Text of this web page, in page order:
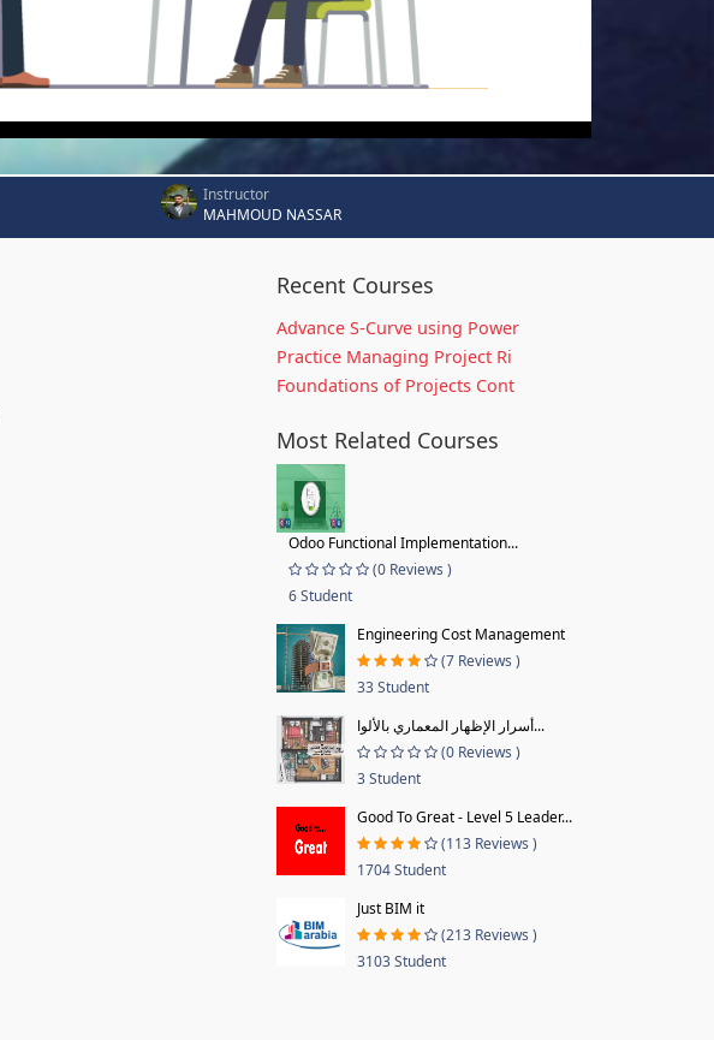
Instructor
MAHMOUD NASSAR
Recent Courses
Advance S-Curve using Power
Practice Managing Project Ri
Foundations of Projects Cont
Most Related Courses
Odoo Functional Implementation...
(0 Reviews )
6 Student
Engineering Cost Management
(7 Reviews )
33 Student
أسرار الإظهار المعماري بالألوا...
(0 Reviews )
3 Student
Good To Great - Level 5 Leader...
(113 Reviews )
1704 Student
Just BIM it
(213 Reviews )
3103 Student